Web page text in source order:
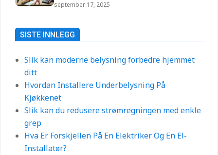
september 17, 2025
SISTE INNLEGG
Slik kan moderne belysning forbedre hjemmet
ditt
Hvordan Installere Underbelysning På
Kjøkkenet
Slik kan du redusere strømregningen med enkle
grep
Hva Er Forskjellen På En Elektriker Og En El-
Installatør?